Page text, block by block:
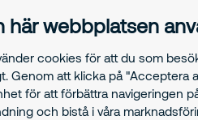
på ditt
i längden – och
här webbplatsen
cookies för att du som
Genom att klicka på "Acceptera
för att förbättra navigeringen
och bistå i våra